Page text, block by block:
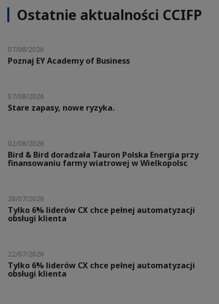
Ostatnie aktualności CCIFP
07/08/2026
Poznaj EY Academy of Business
07/08/2026
Stare zapasy, nowe ryzyka.
02/08/2026
Bird & Bird doradzała Tauron Polska Energia przy
finansowaniu farmy wiatrowej w Wielkopolsc
28/07/2026
Tylko 6% liderów CX chce pełnej automatyzacji
obsługi klienta
22/07/2026
Tylko 6% liderów CX chce pełnej automatyzacji
obsługi klienta